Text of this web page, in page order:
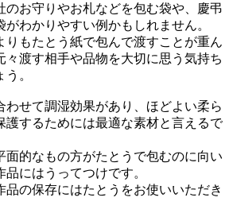
のお守りやお札などを包む袋や、慶弔
わかりやすい例かもしれません。
りもたとう紙で包んで渡すことが重ん
々渡す相手や品物を大切に思う気持ち
。
わせて調湿効果があり、ほどよい柔ら
護するためには最適な素材と言えるで
面的なもの方がたとうで包むのに向い
にはうってつけです。
品の保存にはたとうをお使いいただき